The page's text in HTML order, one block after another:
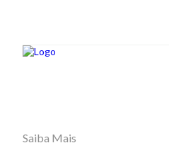
Saiba Mais